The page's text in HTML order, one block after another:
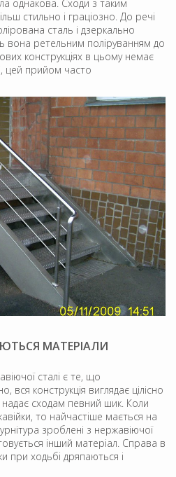
однакова. Сходи з таким
стильно і граціозно. До речі
сталь і дзеркально
вона ретельним поліруванням до
конструкціях в цьому немає
цей прийом часто
МАТЕРІАЛИ
сталі є те, що
вся конструкція виглядає цілісно
сходам певний шик. Коли
то найчастіше мається на
зроблені з нержавіючої
інший матеріал. Справа в
при ходьбі дряпаються і